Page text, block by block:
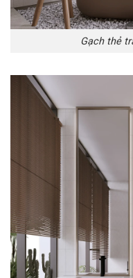
Gạch thẻ